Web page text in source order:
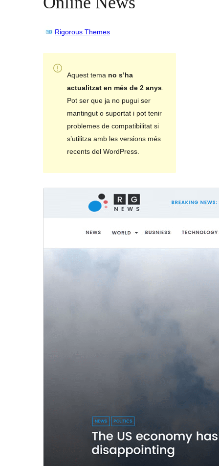
Rigorous Themes
Aquest tema no s’ha
actualitzat en més de 2 anys.
Pot ser que ja no pugui ser
mantingut o suportat i pot tenir
problemes de compatibilitat si
s’utilitza amb les versions més
recents del WordPress.